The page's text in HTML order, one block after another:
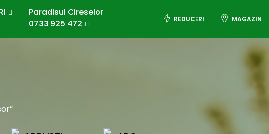
Paradisul Cireselor
0733 925 472
REDUCERI MAGAZIN